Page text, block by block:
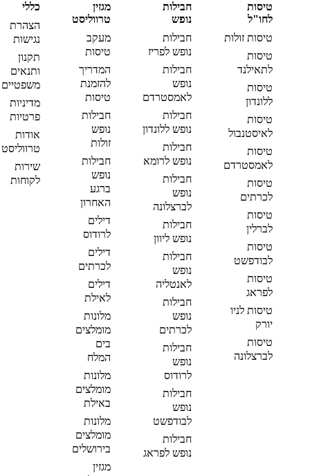
טיסות
לחו"ל
טיסות זולות
טיסות
לתאילנד
טיסות
ללונדון
טיסות
לאיסטנבול
טיסות
לאמסטרדם
טיסות
לכרתים
טיסות
לברלין
טיסות
לבודפשט
טיסות
לפראג
טיסות לניו
יורק
טיסות
לברצלונה
חבילות
נופש
חבילות
נופש לפריז
חבילות
נופש
לאמסטרדם
חבילות
נופש ללונדון
חבילות
נופש לרומא
חבילות
נופש
לברצלונה
חבילות
נופש ליוון
חבילות
נופש
לאנטליה
חבילות
נופש
לכרתים
חבילות
נופש
לרודוס
חבילות
נופש
לבודפשט
חבילות
נופש לפראג
מגזין
טרווליסט
מעקב
טיסות
המדריך
להזמנת
טיסות
חבילות
נופש
זולות
חבילות
נופש
ברגע
האחרון
דילים
לרודוס
דילים
לכרתים
דילים
לאילת
מלונות
מומלצים
בים
המלח
מלונות
מומלצים
באילת
מלונות
מומלצים
בירושלים
מגזין
כללי
הצהרת
נגישות
תקנון
ותנאים
משפטיים
מדיניות
פרטיות
אודות
טרווליסט
שירות
לקוחות